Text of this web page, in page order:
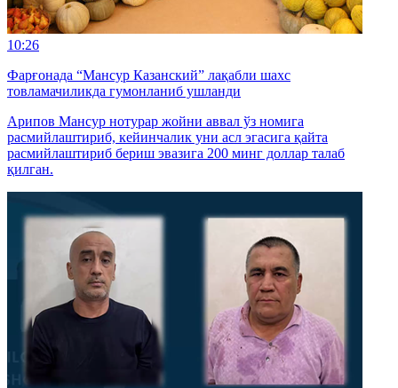
10:26
Фарғонада “Мансур Казанский” лақабли шахс
товламачиликда гумонланиб ушланди
Арипов Мансур нотурар жойни аввал ўз номига
расмийлаштириб, кейинчалик уни асл эгасига қайта
расмийлаштириб бериш эвазига 200 минг доллар талаб
қилган.